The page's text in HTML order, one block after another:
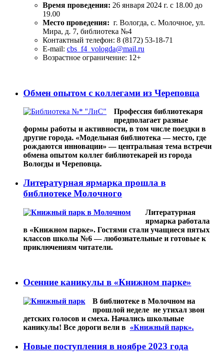
Время проведения: 26 января 2024 г. c 18.00 до
19.00
Место проведения: г. Вологда, с. Молочное, ул.
Мира, д. 7, библиотека №4
Контактный телефон: 8 (8172) 53-18-71
E-mail: cbs_f4_vologda@mail.ru
Возрастное ограничение: 12+
Обмен опытом с коллегами из Череповца
Профессия библиотекаря
предполагает разные
формы работы и активности, в том числе поездки в
другие города. «Модельная библиотека — место, где
рождаются инновации» — центральная тема встречи
обмена опытом коллег библиотекарей из города
Вологды и Череповца.
Литературная ярмарка прошла в
библиотеке Молочного
Литературная
ярмарка работала
в «‎Книжном парке»‎. Гостями стали учащиеся пятых
классов школы №6 — любознательные и готовые к
приключениям читатели.
Осенние каникулы в «Книжном парке»
В библиотеке в Молочном на
прошлой неделе не утихал звон
детских голосов и смеха. Начались школьные
каникулы! Все дороги вели в «Книжный парк».
Новые поступления в ноябре 2023 года